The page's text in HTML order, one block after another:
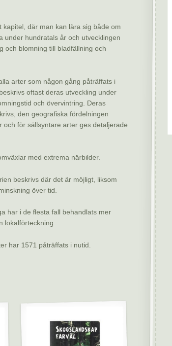
kapitel, där man kan lära sig både om
under hundratals år och utvecklingen
och blomning till bladfällning och
arter som någon gång påträffats i
oftast deras utveckling under
och övervintring. Deras
den geografiska fördelningen
och för sällsyntare arter ges detaljerade
med extrema närbilder.
beskrivs där det är möjligt, liksom
över tid.
har i de flesta fall behandlats mer
lokalförteckning.
har 1571 påträffats i nutid.